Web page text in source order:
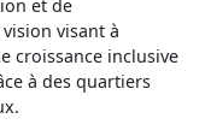
et de
visant à
croissance inclusive
à des quartiers